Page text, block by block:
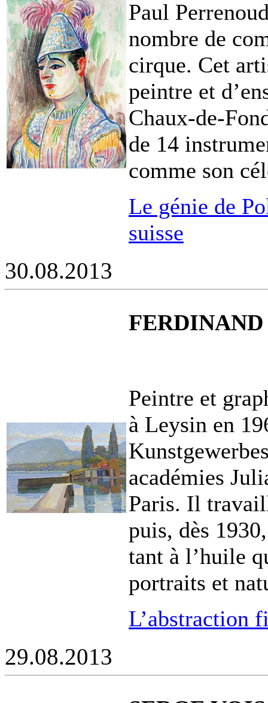
Paul
nombre de
cirque. Cet
peintre et
Chaux-de-
de 14
comme son
Le génie de
suisse
30.08.2013
FERDINAND
Peintre et
à Leysin en
académies
Paris. Il
puis, dès
tant à l’huile
portraits et
L’abstraction
29.08.2013